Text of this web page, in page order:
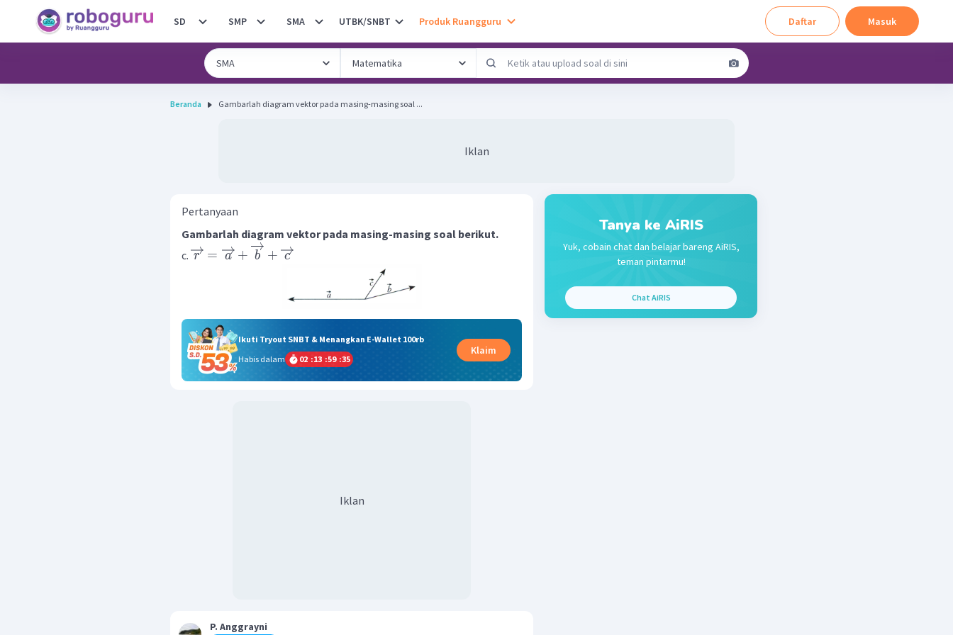
SD SMP SMA UTBK/SNBT Produk Ruangguru Daftar Masuk
Beranda Gambarlah diagram vektor pada masing­-masing soal ...
Iklan
Pertanyaan
Gambarlah diagram vektor pada masing­-masing soal berikut.
c. r = a + b + c
Ikuti Tryout SNBT & Menangkan E-Wallet 100rb
Habis dalam
02 :13 :59 :35
Klaim
Iklan
P. Anggrayni
Tanya ke AiRIS
Yuk, cobain chat dan belajar bareng AiRIS,
teman pintarmu!
Chat AiRIS